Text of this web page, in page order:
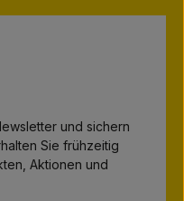
und sichern
Sie frühzeitig
Aktionen und